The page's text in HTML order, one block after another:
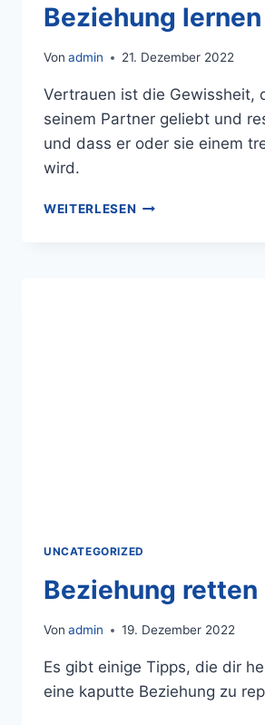
Beziehung lernen
Von admin 21. Dezember 2022
Vertrauen ist die Gewissheit,
seinem Partner geliebt und
und dass er oder sie einem
wird.
WEITERLESEN
UNCATEGORIZED
Beziehung retten
Von admin 19. Dezember 2022
Es gibt einige Tipps, die dir
eine kaputte Beziehung zu